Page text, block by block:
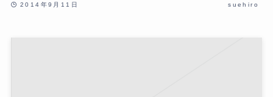
2014年9月11日 suehiro